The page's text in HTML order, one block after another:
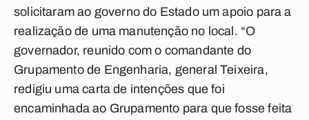
solicitaram ao governo do Estado um apoio para a
realização de uma manutenção no local. “O
governador, reunido com o comandante do
Grupamento de Engenharia, general Teixeira,
redigiu uma carta de intenções que foi
encaminhada ao Grupamento para que fosse feita